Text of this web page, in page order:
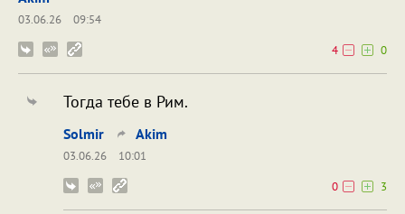
03.06.26
09:54
4
0
Тогда тебе в Рим.
Solmir Akim
03.06.26
10:01
0
3